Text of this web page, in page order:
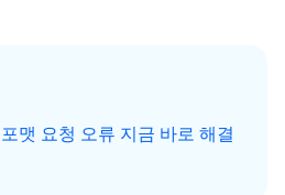
맷 요청 오류 지금 바로 해결